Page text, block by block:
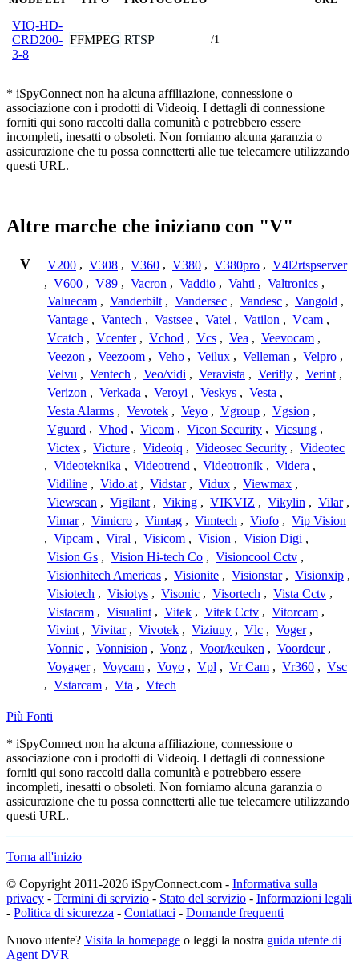
VIQ-HD-
CRD200-
3-8
FFMPEG RTSP /1
* iSpyConnect non ha alcuna affiliazione, connessione o
associazione con i prodotti di Videoiq. I dettagli di connessione
forniti qui sono raccolti dalla comunità e potrebbero essere
incompleti, inesatti o obsoleti. Non forniamo alcuna garanzia o
assicurazione che tu possa connetterti alle tue telecamere utilizzando
questi URL.
Altre marche che iniziano con "V"
V V200 , V308 , V360 , V380 , V380pro , V4l2rtspserver
, V600 , V89 , Vacron , Vaddio , Vahti , Valtronics ,
Valuecam , Vanderbilt , Vandersec , Vandesc , Vangold ,
Vantage , Vantech , Vastsee , Vatel , Vatilon , Vcam ,
Vcatch , Vcenter , Vchod , Vcs , Vea , Veevocam ,
Veezon , Veezoom , Veho , Veilux , Velleman , Velpro ,
Velvu , Ventech , Veo/vidi , Veravista , Verifly , Verint ,
Verizon , Verkada , Veroyi , Veskys , Vesta ,
Vesta Alarms , Vevotek , Veyo , Vgroup , Vgsion ,
Vguard , Vhod , Vicom , Vicon Security , Vicsung ,
Victex , Victure , Videoiq , Videosec Security , Videotec
, Videoteknika , Videotrend , Videotronik , Videra ,
Vidiline , Vido.at , Vidstar , Vidux , Viewmax ,
Viewscan , Vigilant , Viking , VIKVIZ , Vikylin , Vilar ,
Vimar , Vimicro , Vimtag , Vimtech , Viofo , Vip Vision
, Vipcam , Viral , Visicom , Vision , Vision Digi ,
Vision Gs , Vision Hi-tech Co , Visioncool Cctv ,
Visionhitech Americas , Visionite , Visionstar , Visionxip ,
Visiotech , Visiotys , Visonic , Visortech , Vista Cctv ,
Vistacam , Visualint , Vitek , Vitek Cctv , Vitorcam ,
Vivint , Vivitar , Vivotek , Viziuuy , Vlc , Voger ,
Vonnic , Vonnision , Vonz , Voor/keuken , Voordeur ,
Voyager , Voycam , Voyo , Vpl , Vr Cam , Vr360 , Vsc
, Vstarcam , Vta , Vtech
Più Fonti
* iSpyConnect non ha alcuna affiliazione, connessione o
associazione con i prodotti di Videoiq. I dettagli di connessione
forniti qui sono raccolti dalla comunità e potrebbero essere
incompleti, inesatti o obsoleti. Non forniamo alcuna garanzia o
assicurazione che tu possa connetterti alle tue telecamere utilizzando
questi URL.
Torna all'inizio
© Copyright 2011-2026 iSpyConnect.com - Informativa sulla
privacy - Termini di servizio - Stato del servizio - Informazioni legali
- Politica di sicurezza - Contattaci - Domande frequenti
Nuovo utente? Visita la homepage o leggi la nostra guida utente di
Agent DVR